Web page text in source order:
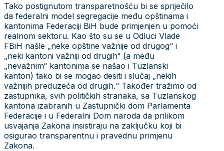
Tako postignutom transparetnošću bi se spriječilo
da federalni model segregacije među opštinama i
kantonima Federaciji BiH bude primjenjen u pomoći
realnom sektoru. Kao što su se u Odluci Vlade
FBiH našle „neke opštine važnije od drugog“ i
„neki kantoni važniji od drugih“ (a među
„nevažnim“ kantonima se našao i Tuzlanski
kanton) tako bi se mogao desiti i slučaj „nekih
važnijih preduzeća od drugih.“ Također tražimo od
zastupnika, svih političkih stranaka, sa Tuzlanskog
kantona izabranih u Zastupnički dom Parlamenta
Federacije i u Federalni Dom naroda da prilikom
usvajanja Zakona insistiraju na zaključku koji bi
osigurao transparentnu i pravednu primjenu
Zakona.